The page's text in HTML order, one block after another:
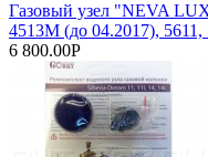
Газовый узел "NEVA
4513М (до 04.2017),
6 800.00Р